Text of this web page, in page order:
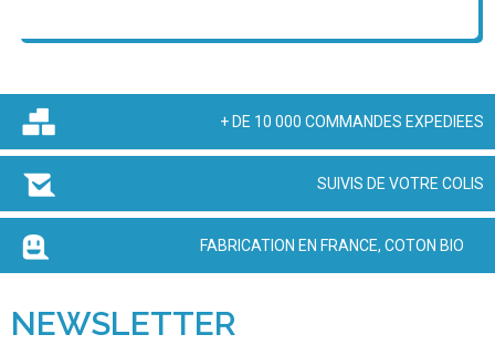
+ DE 10 000 COMMANDES EXPEDIEES
SUIVIS DE VOTRE COLIS
FABRICATION EN FRANCE, COTON BIO
NEWSLETTER